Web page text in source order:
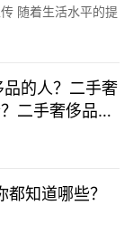
随着生活水平的提
为了防止身体肥
的肉类食物之
的人？二手奢
二手奢侈品和
知道哪些？